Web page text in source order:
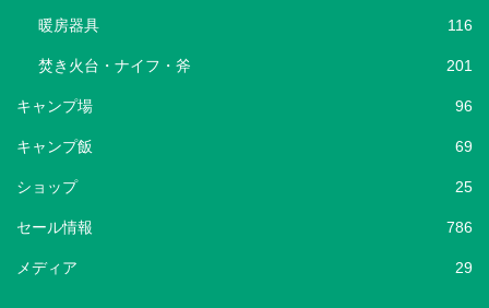
暖房器具 116
焚き火台・ナイフ・斧 201
キャンプ場 96
キャンプ飯 69
ショップ 25
セール情報 786
メディア 29